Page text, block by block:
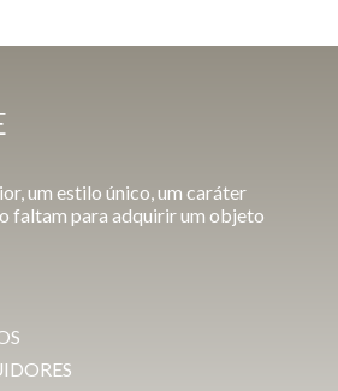
um estilo único, um caráter
faltam para adquirir um objeto